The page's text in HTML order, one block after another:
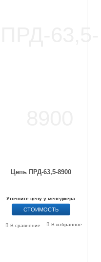
Цепь ПРД-63,5-8900
Уточните цену у менеджера
СТОИМОСТЬ
В избранное
В сравнение